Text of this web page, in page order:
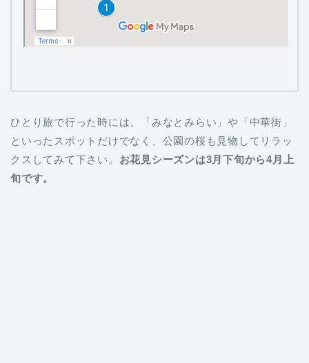
ひとり旅で行った時には、「みなとみらい」や「中華街」
といったスポットだけでなく、公園の桜も見物してリラッ
クスしてみて下さい。 お花見シーズンは3月下旬から4月上
旬です。